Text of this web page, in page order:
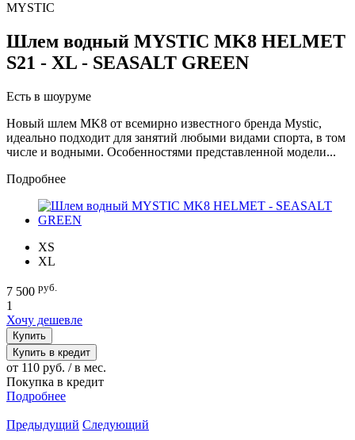
MYSTIC
Шлем водный MYSTIC MK8 HELMET
S21 - XL - SEASALT GREEN
Есть в шоуруме
Новый шлем MK8 от всемирно известного бренда Mystic,
идеально подходит для занятий любыми видами спорта, в том
числе и водными. Особенностями представленной модели...
Подробнее
XS
XL
7 500 руб.
1
Хочу дешевле
Купить
Купить в кредит
от 110 руб. / в мес.
Покупка в кредит
Подробнее
Предыдущий Следующий